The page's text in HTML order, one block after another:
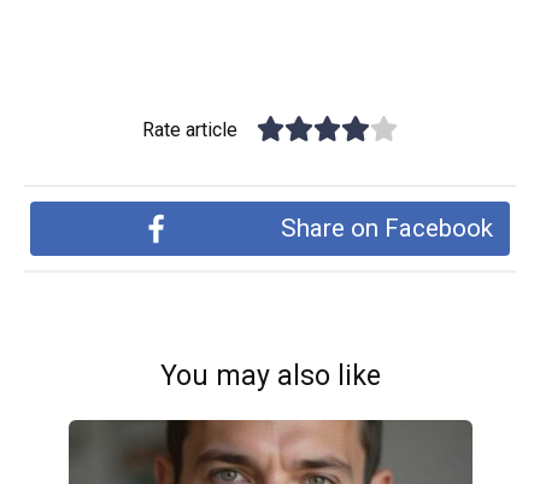
Rate article
Share on Facebook
You may also like